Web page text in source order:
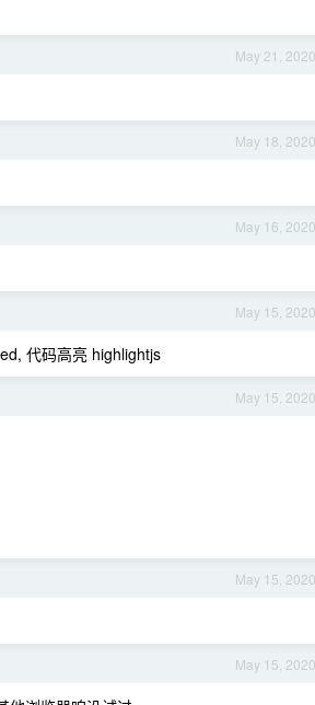
May 21, 2020
May 18, 2020
May 16, 2020
May 15, 2020
代码高亮 highlightjs
May 15, 2020
May 15, 2020
May 15, 2020